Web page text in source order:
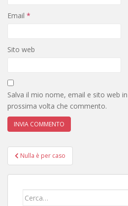
Email *
Sito web
Salva il mio nome, email e sito web
prossima volta che commento.
Navigazione
articoli
Nulla è per caso
Cerca: